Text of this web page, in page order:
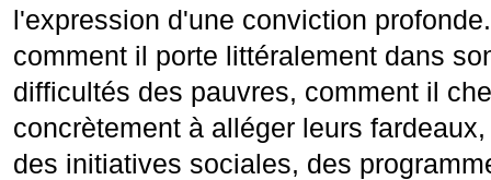
l'expression d'une conviction
comment il porte littéralement dans
difficultés des pauvres, comment il
concrètement à alléger leurs
des initiatives sociales, des